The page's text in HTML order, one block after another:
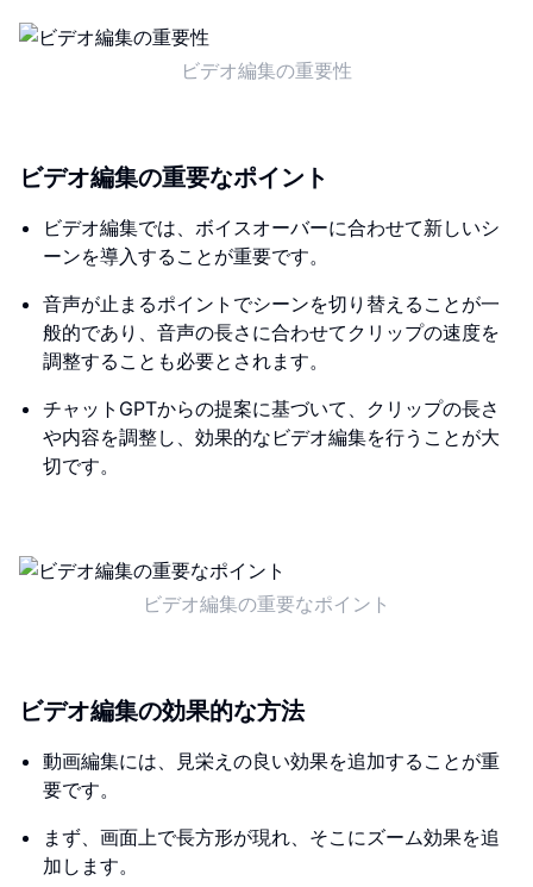
ビデオ編集の重要性
ビデオ編集の重要なポイント
ビデオ編集では、ボイスオーバーに合わせて新しいシ
ーンを導入することが重要です。
音声が止まるポイントでシーンを切り替えることが一
般的であり、音声の長さに合わせてクリップの速度を
調整することも必要とされます。
チャットGPTからの提案に基づいて、クリップの長さ
や内容を調整し、効果的なビデオ編集を行うことが大
切です。
ビデオ編集の重要なポイント
ビデオ編集の効果的な方法
動画編集には、見栄えの良い効果を追加することが重
要です。
まず、画面上で長方形が現れ、そこにズーム効果を追
加します。